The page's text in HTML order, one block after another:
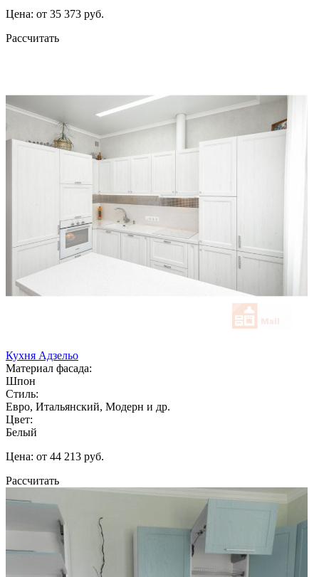
Цена: от 35 373 руб.
Рассчитать
Кухня Адзельо
Материал фасада:
Шпон
Стиль:
Евро, Итальянский, Модерн и др.
Цвет:
Белый
Цена: от 44 213 руб.
Рассчитать